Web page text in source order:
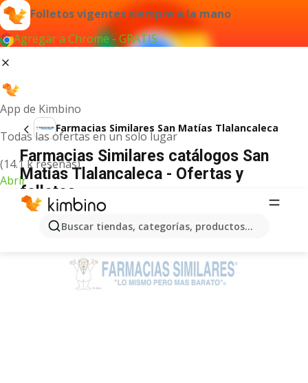
Folletos vigentes siempre a la mano
Agregar a Chrome - GRATIS
App de Kimbino
Todas las ofertas en un solo lugar
(14.1 k reseñas)
Abrir
Buscar tiendas, categorías, productos...
Farmacias Similares San Matías Tlalancaleca
Farmacias Similares catálogos San
Matías Tlalancaleca - Ofertas y
folletos